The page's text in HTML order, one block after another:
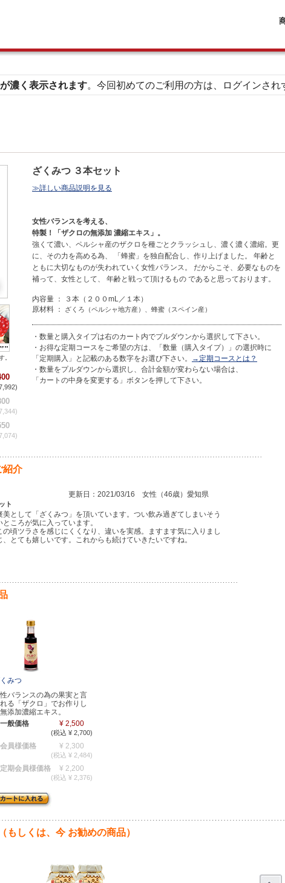
濃く表示されます。今回初めてのご利用の方は、ログインされ
。
ざくみつ ３本セット
≫詳しい商品説明を見る
女性バランスを考える、
特製！「ザクロの無添加 濃縮エキス」。
強くて濃い、ペルシャ産のザクロを種ごとクラッシュし、濃く濃く濃縮。更
に、その力を高める為、 「蜂蜜」を独自配合し、作り上げました。 年齢と
ともに大切なものが失われていく女性バランス。 だからこそ、必要なものを
補って、女性として、 年齢と戦って頂けるもの であると思っております。
内容量 ： ３本（２００mL／１本）
原材料 ：
ざくろ（ペルシャ地方産）、蜂蜜（スペイン産）
・数量と購入タイプは右のカート内でプルダウンから選択して下さい。
・お得な定期コースをご希望の方は、「数量（購入タイプ）」の選択時に
「定期購入」と記載のある数字をお選び下さい。
→定期コースとは？
・数量をプルダウンから選択し、合計金額が変わらない場合は、
「カートの中身を変更する」ボタンを押して下さい。
紹介
更新日：2021/03/16 女性（46歳）愛知県
ト
として「ざくみつ」を頂いています。つい飲み過ぎてしまいそう
ころが気に入っています。
頃ツラさを感じにくくなり、違いを実感。ますます気に入りまし
とても嬉しいです。これからも続けていきたいですね。
みつ
バランスの為の果実と言
る「ザクロ」でお作りし
添加濃縮エキス。
一般価格
¥ 2,500
(税込 ¥ 2,700)
会員様価格 ¥ 2,300
(税込 ¥ 2,484)
定期会員様価格 ¥ 2,200
(税込 ¥ 2,376)
もしくは、今 お勧めの商品）